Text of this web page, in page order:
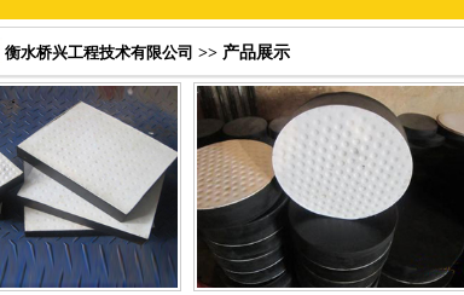
衡水桥兴工程技术有限公司 >> 产品展示